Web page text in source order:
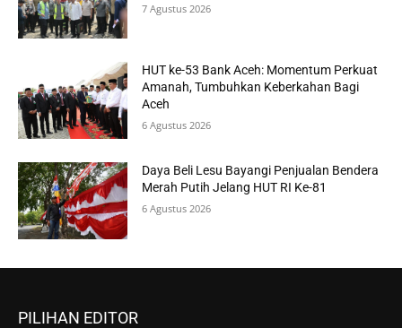
7 Agustus 2026
HUT ke-53 Bank Aceh: Momentum Perkuat
Amanah, Tumbuhkan Keberkahan Bagi
Aceh
6 Agustus 2026
Daya Beli Lesu Bayangi Penjualan Bendera
Merah Putih Jelang HUT RI Ke-81
6 Agustus 2026
PILIHAN EDITOR